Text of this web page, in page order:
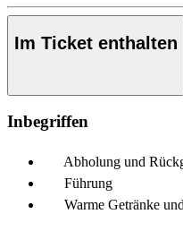
Im Ticket enthalten
Inbegriffen
Abholung und
Führung
Warme Getränke